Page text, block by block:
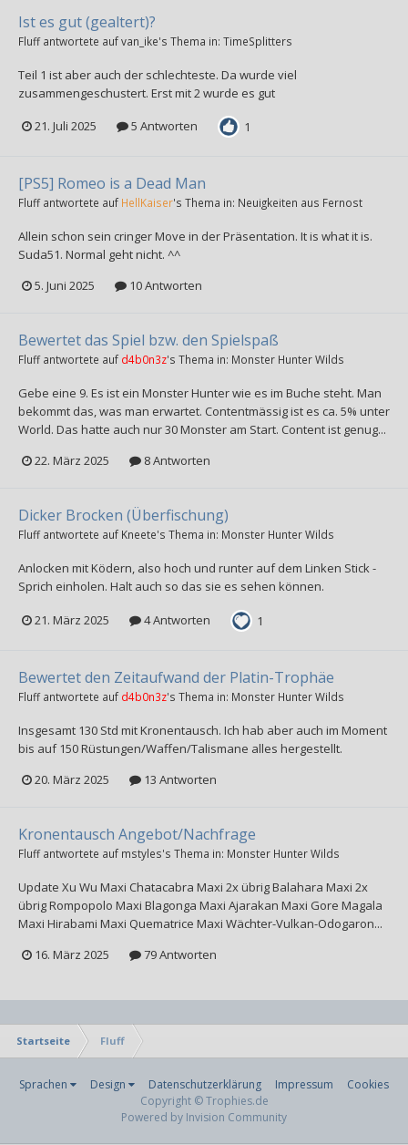
Ist es gut (gealtert)?
Fluffantwortete aufvan_ike's Thema in: TimeSplitters
Teil 1 ist aber auch der schlechteste. Da wurde viel
zusammengeschustert. Erst mit 2 wurde es gut
21. Juli 2025 5 Antworten 1
[PS5] Romeo is a Dead Man
Fluffantwortete auf HellKaiser's Thema in: Neuigkeiten aus Fernost
Allein schon sein cringer Move in der Präsentation. It is what it is.
Suda51. Normal geht nicht. ^^
5. Juni 2025
10 Antworten
Bewertet das Spiel bzw. den Spielspaß
Fluffantwortete auf d4b0n3z's Thema in: Monster Hunter Wilds
Gebe eine 9. Es ist ein Monster Hunter wie es im Buche steht. Man
bekommt das, was man erwartet. Contentmässig ist es ca. 5% unter
World. Das hatte auch nur 30 Monster am Start. Content ist genug...
22. März 2025
8 Antworten
Dicker Brocken (Überfischung)
Fluffantwortete auf Kneete's Thema in: Monster Hunter Wilds
Anlocken mit Ködern, also hoch und runter auf dem Linken Stick -
Sprich einholen. Halt auch so das sie es sehen können.
21. März 2025 4 Antworten 1
Bewertet den Zeitaufwand der Platin-Trophäe
Fluffantwortete auf d4b0n3z's Thema in: Monster Hunter Wilds
Insgesamt 130 Std mit Kronentausch. Ich hab aber auch im Moment
bis auf 150 Rüstungen/Waffen/Talismane alles hergestellt.
20. März 2025
13 Antworten
Kronentausch Angebot/Nachfrage
Fluffantwortete auf mstyles's Thema in: Monster Hunter Wilds
Update Xu Wu Maxi Chatacabra Maxi 2x übrig Balahara Maxi 2x
übrig Rompopolo Maxi Blagonga Maxi Ajarakan Maxi Gore Magala
Maxi Hirabami Maxi Quematrice Maxi Wächter-Vulkan-Odogaron...
16. März 2025
79 Antworten
Startseite Fluff
Sprachen Design Datenschutzerklärung Impressum
Cookies
Copyright © Trophies.de
Powered by Invision Community